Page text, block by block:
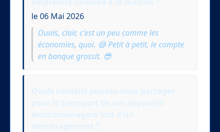
le 06 Mai 2026
Ouais, clair, c'est un peu comme les
économies, quoi. 😅 Petit à petit, le compte
en banque grossit. 😎